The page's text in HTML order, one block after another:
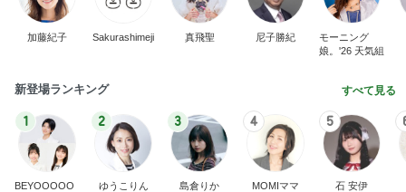
加藤紀子 Sakurashimeji 真飛聖 尼子勝紀
モーニング
娘。'26 天気組
新登場ランキング すべて見る
1
BEYOOOOO
2
ゆうこりん
3
島倉りか
4
MOMIママ
5
石 安伊